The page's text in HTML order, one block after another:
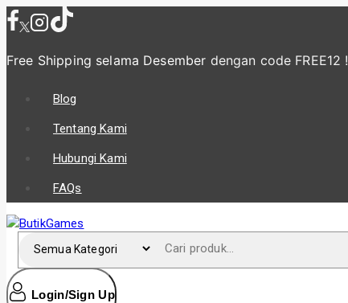
Skip
to
Free Shipping selama Desember dengan code FREE12 !
Blog
Tentang Kami
Hubungi Kami
FAQs
Login/Sign Up